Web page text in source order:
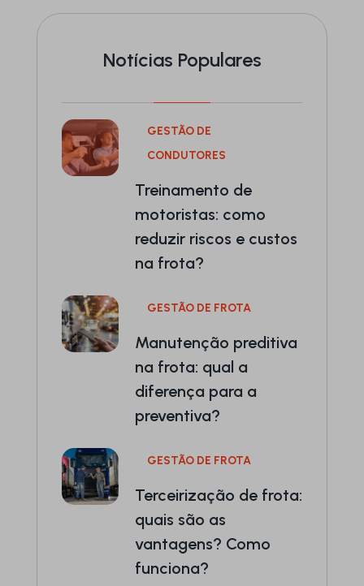
Notícias Populares
GESTÃO DE
CONDUTORES
Treinamento de
motoristas: como
reduzir riscos e custos
na frota?
GESTÃO DE FROTA
Manutenção preditiva
na frota: qual a
diferença para a
preventiva?
GESTÃO DE FROTA
Terceirização de frota:
quais são as
vantagens? Como
funciona?